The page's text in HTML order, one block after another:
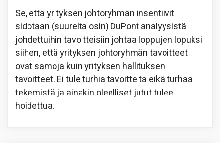
Se, että yrityksen johtoryhmän insentiivit
sidotaan (suurelta osin) DuPont analyysistä
johdettuihin tavoitteisiin johtaa loppujen lopuksi
siihen, että yrityksen johtoryhmän tavoitteet
ovat samoja kuin yrityksen hallituksen
tavoitteet. Ei tule turhia tavoitteita eikä turhaa
tekemistä ja ainakin oleelliset jutut tulee
hoidettua.